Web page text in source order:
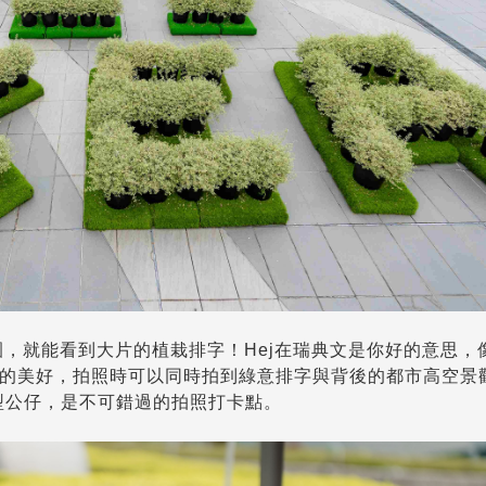
就能看到大片的植栽排字！Hej在瑞典文是你好的意思，
美好，拍照時可以同時拍到綠意排字與背後的都市高空景
仔，是不可錯過的拍照打卡點。